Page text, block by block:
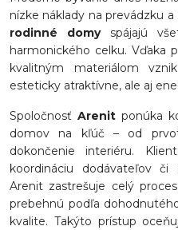
nízke náklady na prevádzku
rodinné domyspájajú
harmonického celku. Vďaka
kvalitným materiálom
esteticky atraktívne, ale aj
Spoločnosť Arenit ponúka
domov na kľúč – od
dokončenie interiéru.
koordináciu dodávateľov či
Arenit zastrešuje celý
prebehnú podľa
kvalite. Takýto prístup